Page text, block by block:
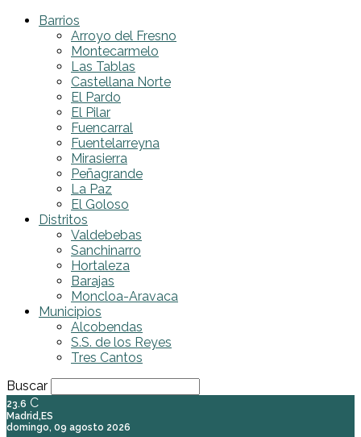
Barrios
Arroyo del Fresno
Montecarmelo
Las Tablas
Castellana Norte
El Pardo
El Pilar
Fuencarral
Fuentelarreyna
Mirasierra
Peñagrande
La Paz
El Goloso
Distritos
Valdebebas
Sanchinarro
Hortaleza
Barajas
Moncloa-Aravaca
Municipios
Alcobendas
S.S. de los Reyes
Tres Cantos
Buscar
23.6 C
Madrid,ES
domingo, 09 agosto 2026